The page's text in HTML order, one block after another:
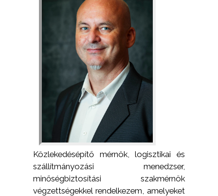
Közlekedésépítő mérnök, logisztikai és
szállítmányozási menedzser,
minőségbiztosítási szakmérnök
végzettségekkel rendelkezem, amelyeket